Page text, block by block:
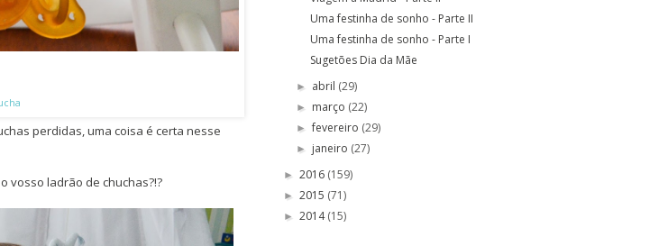
perdidas, uma coisa é certa nesse
vosso ladrão de chuchas?!?
Uma festinha de sonho - Parte II
Uma festinha de sonho - Parte I
Sugetões Dia da Mãe
► abril (29)
► março (22)
►fevereiro (29)
► janeiro (27)
► 2016 (159)
► 2015 (71)
► 2014(15)